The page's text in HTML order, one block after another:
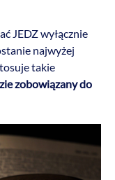
JEDZ wyłącznie
najwyżej
takie
zobowiązany do